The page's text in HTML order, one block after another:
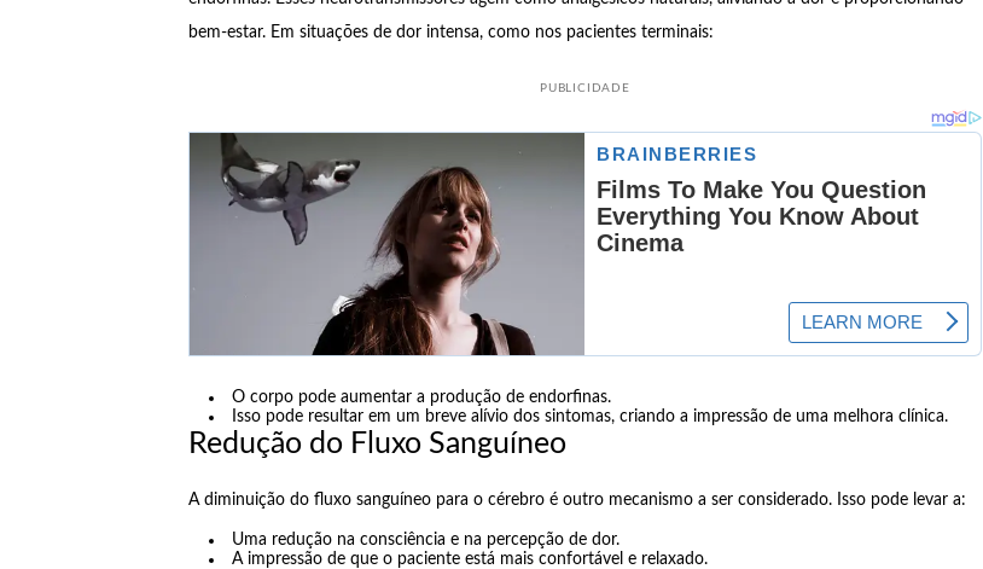
bem-estar. Em situações de dor intensa, como nos pacientes terminais:
PUBLICIDADE
O corpo pode aumentar a produção de endorfinas.
Isso pode resultar em um breve alívio dos sintomas, criando a impressão de uma melhora clínica.
Redução do Fluxo Sanguíneo
A diminuição do fluxo sanguíneo para o cérebro é outro mecanismo a ser considerado. Isso pode levar a:
Uma redução na consciência e na percepção de dor.
A impressão de que o paciente está mais confortável e relaxado.